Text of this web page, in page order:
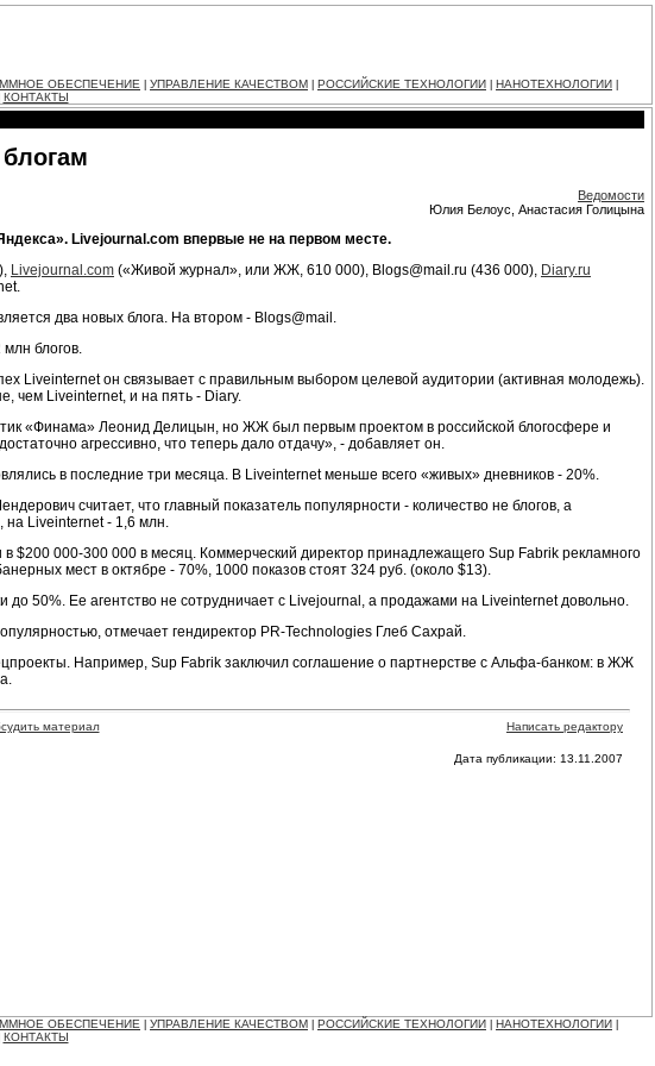
ОБЕСПЕЧЕНИЕ УПРАВЛЕНИЕ КАЧЕСТВОМ РОССИЙСКИЕ ТЕХНОЛОГИИ НАНОТЕХНОЛОГИИ
КОНТАКТЫ
Ведомости
Юлия Белоус, Анастасия Голицына
Livejournal.com впервые не на первом месте.
Livejournal.com («Живой журнал», или ЖЖ, 610 000), Blogs@mail.ru (436 000), Diary.ru
два новых блога. На втором - Blogs@mail.
блогов.
Liveinternet он связывает с правильным выбором целевой аудитории (активная молодежь).
чем Liveinternet, и на пять - Diary.
«Финама» Леонид Делицын, но ЖЖ был первым проектом в российской блогосфере и
агрессивно, что теперь дало отдачу», - добавляет он.
в последние три месяца. В Liveinternet меньше всего «живых» дневников - 20%.
считает, что главный показатель популярности - количество не блогов, а
Liveinternet - 1,6 млн.
$200 000-300 000 в месяц. Коммерческий директор принадлежащего Sup Fabrik рекламного
мест в октябре - 70%, 1000 показов стоят 324 руб. (около $13).
50%. Ее агентство не сотрудничает с Livejournal, а продажами на Liveinternet довольно.
отмечает гендиректор PR-Technologies Глеб Сахрай.
Например, Sup Fabrik заключил соглашение о партнерстве с Альфа-банком: в ЖЖ
материал
Написать редактору
Дата публикации: 13.11.2007
ОБЕСПЕЧЕНИЕ УПРАВЛЕНИЕ КАЧЕСТВОМ РОССИЙСКИЕ ТЕХНОЛОГИИ НАНОТЕХНОЛОГИИ
КОНТАКТЫ